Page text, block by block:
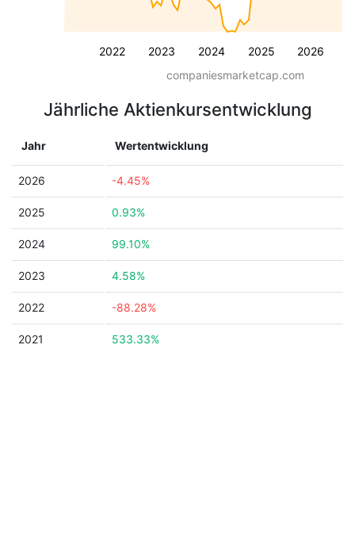
2022 2023 2024 2025 2026
companiesmarketcap.com
Jährliche Aktienkursentwicklung
Jahr Wertentwicklung
2026 -4.45%
2025 0.93%
2024 99.10%
2023 4.58%
2022 -88.28%
2021 533.33%